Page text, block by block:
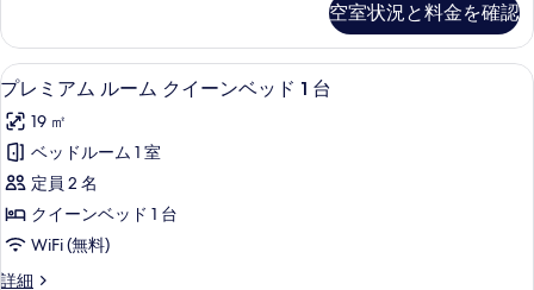
表
示
す
る
空室状況と料金を確認
プ
レ
ミ
ア
ム
ル
セーフティボックス (室内)、デスク
4
プレミアム ルーム クイーンベッド 1 台
19 ㎡
ベッドルーム 1 室
定員 2 名
クイーンベッド 1 台
WiFi (無料)
詳細
プ